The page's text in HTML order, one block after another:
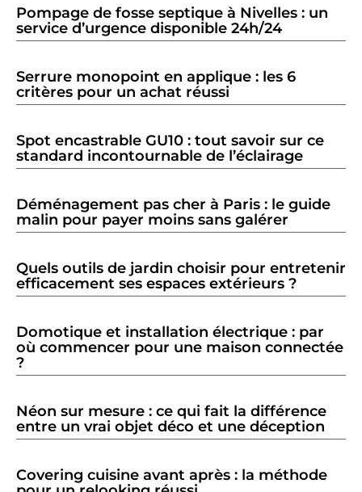
Pompage de fosse septique à Nivelles : un
service d’urgence disponible 24h/24
Serrure monopoint en applique : les 6
critères pour un achat réussi
Spot encastrable GU10 : tout savoir sur ce
standard incontournable de l’éclairage
Déménagement pas cher à Paris : le guide
malin pour payer moins sans galérer
Quels outils de jardin choisir pour entretenir
efficacement ses espaces extérieurs ?
Domotique et installation électrique : par
où commencer pour une maison connectée
?
Néon sur mesure : ce qui fait la différence
entre un vrai objet déco et une déception
Covering cuisine avant après : la méthode